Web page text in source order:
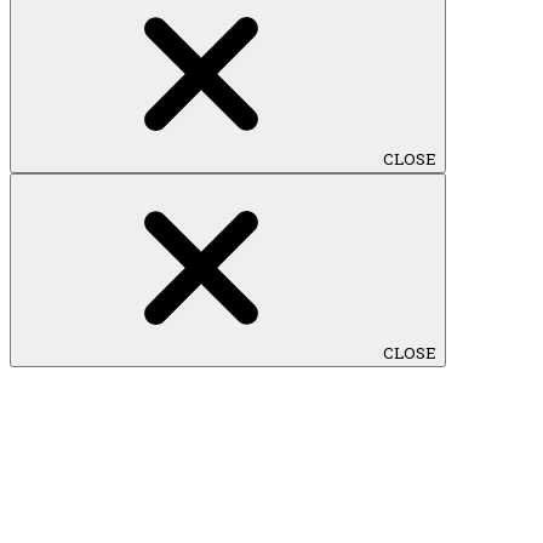
CLOSE
CLOSE